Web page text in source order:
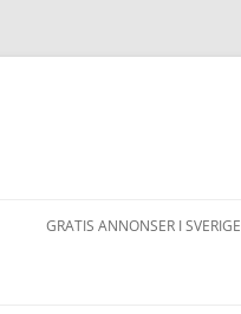
GRATIS ANNONSER I SVERIGE